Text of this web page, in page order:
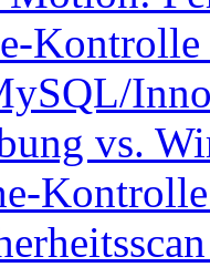
Kontrolle
vs.